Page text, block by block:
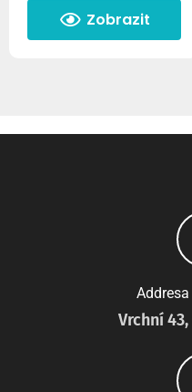
Zobrazit
Vrchní 43,